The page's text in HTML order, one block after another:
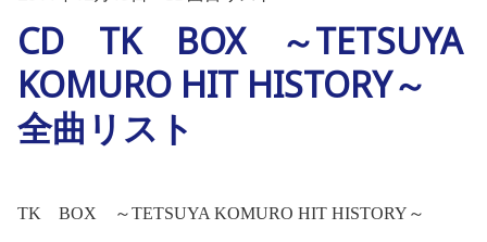
CD TK BOX ～TETSUYA
KOMURO HIT HISTORY～
全曲リスト
TK BOX ～TETSUYA KOMURO HIT HISTORY ～